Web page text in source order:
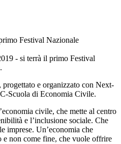
Festival Nazionale
- si terrà il primo Festival
progettato e organizzato con Next-
Scuola di Economia Civile.
civile, che mette al centro
e l’inclusione sociale. Che
imprese. Un’economia che
e non come fine, che vuole offrire